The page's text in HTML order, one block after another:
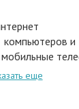
компьютеров и
и
еще